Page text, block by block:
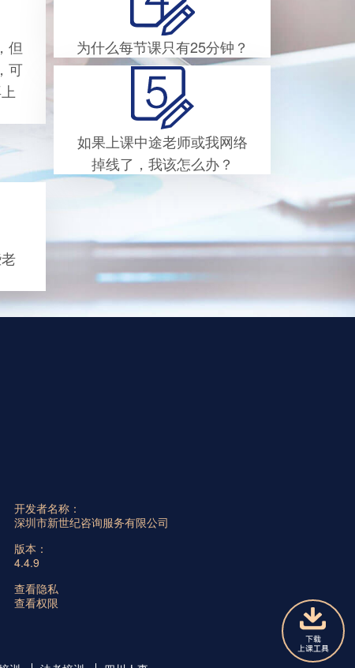
但
可
为什么每节课只有25分钟？
如果上课中途老师或我网络
掉线了，我该怎么办？
开发者名称：
深圳市新世纪咨询服务有限公司
版本：
4.4.9
查看隐私
查看权限